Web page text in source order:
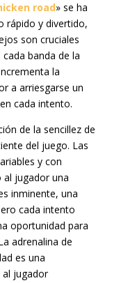
road» se ha
rápido y divertido,
son cruciales
banda de la
la
a arriesgarse un
cada intento.
de la sencillez de
del juego. Las
y con
al jugador una
inminente, una
cada intento
oportunidad para
adrenalina de
es una
al jugador